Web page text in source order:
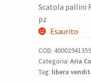
9,00
Scatola pallini
pz
Esaurito
COD:
Categoria: Aria
Tag: libera